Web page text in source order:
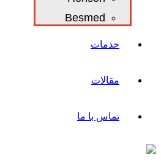
Besmed
خدمات
مقالات
تماس با ما